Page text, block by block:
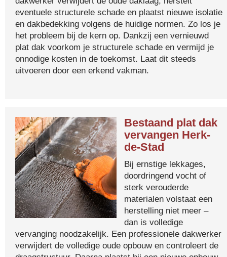
eventuele structurele schade en plaatst nieuwe isolatie
en dakbedekking volgens de huidige normen. Zo los je
het probleem bij de kern op. Dankzij een vernieuwd
plat dak voorkom je structurele schade en vermijd je
onnodige kosten in de toekomst. Laat dit steeds
uitvoeren door een erkend vakman.
Bestaand plat dak
vervangen Herk-
de-Stad
Bij ernstige lekkages,
doordringend vocht of
sterk verouderde
materialen volstaat een
herstelling niet meer –
dan is volledige
vervanging noodzakelijk. Een professionele dakwerker
verwijdert de volledige oude opbouw en controleert de